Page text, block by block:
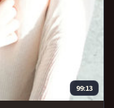
99:13